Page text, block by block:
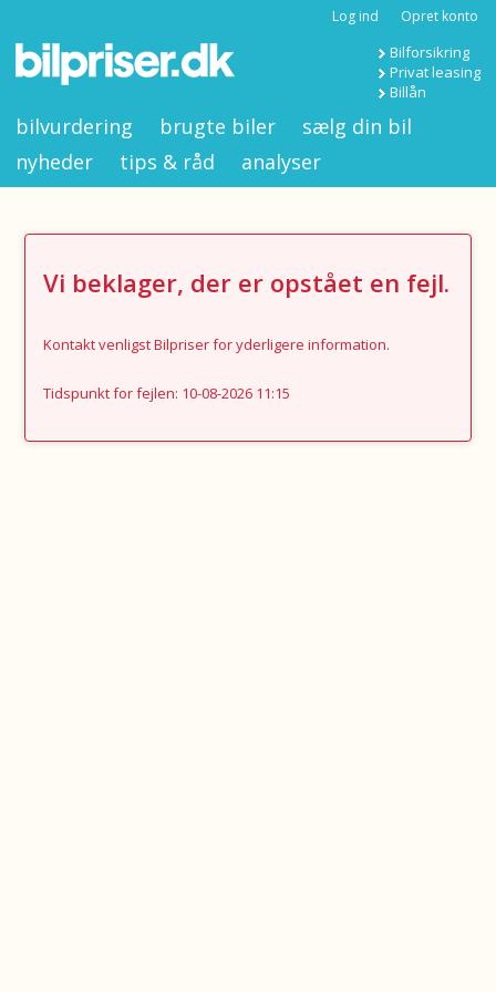
Log ind Opret konto
Bilforsikring
Privat leasing
Billån
bilvurdering brugte biler
sælg din bil
nyheder
tips & råd analyser
Vi beklager, der er opstået en fejl.
Kontakt venligst Bilpriser for yderligere information.
Tidspunkt for fejlen: 10-08-2026 11:15